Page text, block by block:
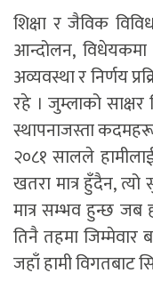
शिक्षा र जैविक
आन्दोलन, विधेयकमा
अव्यवस्था र निर्णय
रहे । जुम्लाको साक्षर
स्थापनाजस्ता
२०८१ सालले
खतरा मात्र हुँदैन,
मात्र सम्भव हुन्छ जब
तिनै तहमा
जहाँ हामी विगतबाट